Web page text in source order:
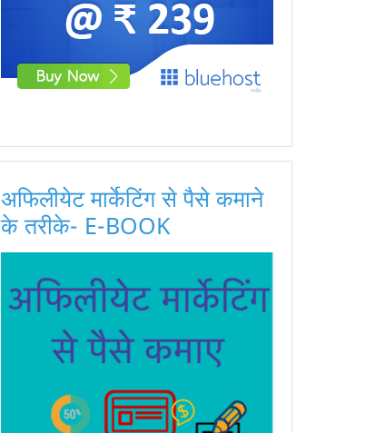
अफिलीयेट मार्केटिंग से पैसे कमाने
के तरीके- E-BOOK